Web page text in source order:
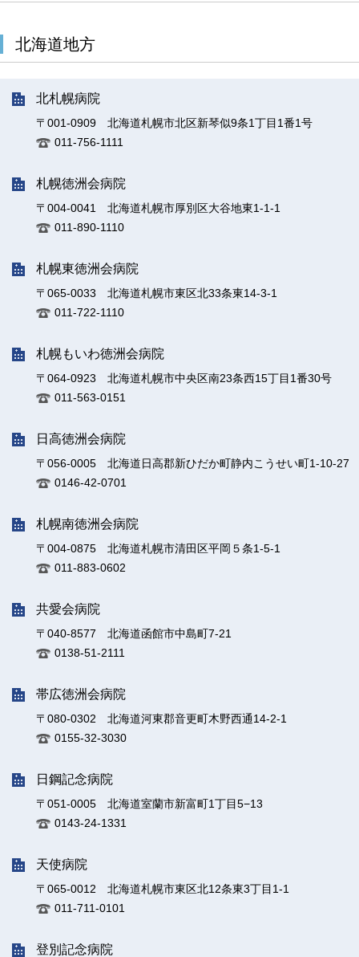
北海道地方
北札幌病院
〒001-0909 北海道札幌市北区新琴似9条1丁目1番1号
011-756-1111
札幌徳洲会病院
〒004-0041 北海道札幌市厚別区大谷地東1-1-1
011-890-1110
札幌東徳洲会病院
〒065-0033 北海道札幌市東区北33条東14-3-1
011-722-1110
札幌もいわ徳洲会病院
〒064-0923 北海道札幌市中央区南23条西15丁目1番30号
011-563-0151
日高徳洲会病院
〒056-0005 北海道日高郡新ひだか町静内こうせい町1-10-27
0146-42-0701
札幌南徳洲会病院
〒004-0875 北海道札幌市清田区平岡５条1-5-1
011-883-0602
共愛会病院
〒040-8577 北海道函館市中島町7-21
0138-51-2111
帯広徳洲会病院
〒080-0302 北海道河東郡音更町木野西通14-2-1
0155-32-3030
日鋼記念病院
〒051-0005 北海道室蘭市新富町1丁目5−13
0143-24-1331
天使病院
〒065-0012 北海道札幌市東区北12条東3丁目1-1
011-711-0101
登別記念病院